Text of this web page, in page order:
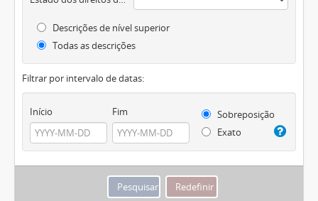
Descrições de nível superior
Todas as descrições
Filtrar por intervalo de datas:
Início Fim
Sobreposição
Exato